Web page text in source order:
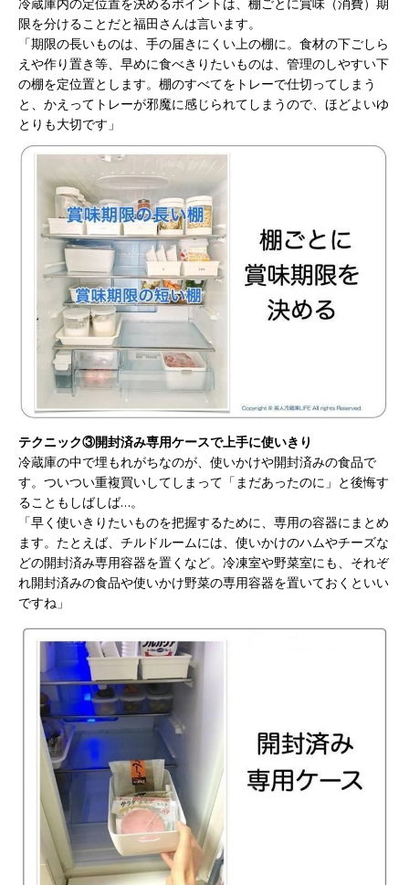
限を分けることだと福田さんは言います。
「期限の長いものは、手の届きにくい上の棚に。食材の下ごしら
えや作り置き等、早めに食べきりたいものは、管理のしやすい下
の棚を定位置とします。棚のすべてをトレーで仕切ってしまう
と、かえってトレーが邪魔に感じられてしまうので、ほどよいゆ
とりも大切です」
テクニック③開封済み専用ケースで上手に使いきり
冷蔵庫の中で埋もれがちなのが、使いかけや開封済みの食品で
す。ついつい重複買いしてしまって「まだあったのに」と後悔す
ることもしばしば…。
「早く使いきりたいものを把握するために、専用の容器にまとめ
ます。たとえば、チルドルームには、使いかけのハムやチーズな
どの開封済み専用容器を置くなど。冷凍室や野菜室にも、それぞ
れ開封済みの食品や使いかけ野菜の専用容器を置いておくといい
ですね」